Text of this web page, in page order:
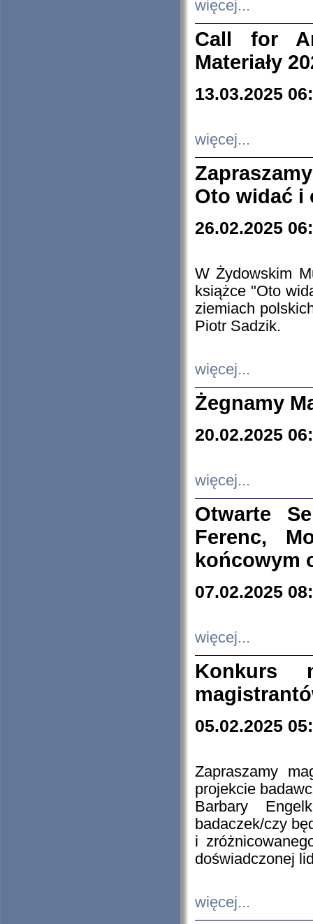
więcej...
Call for
Materiały
13.03.2025
więcej...
Oto widać i
26.02.2025
W Żydowskim
książce "Oto
ziemiach
Piotr Sadzik.
więcej...
Żegnamy
20.02.2025
więcej...
Otwarte
Ferenc,
końcowym
07.02.2025
więcej...
Konkurs
05.02.2025
Zapraszamy
projekcie
Barbary
badaczek/czy
i
doświadczonej
więcej...